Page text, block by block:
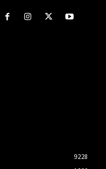
9228